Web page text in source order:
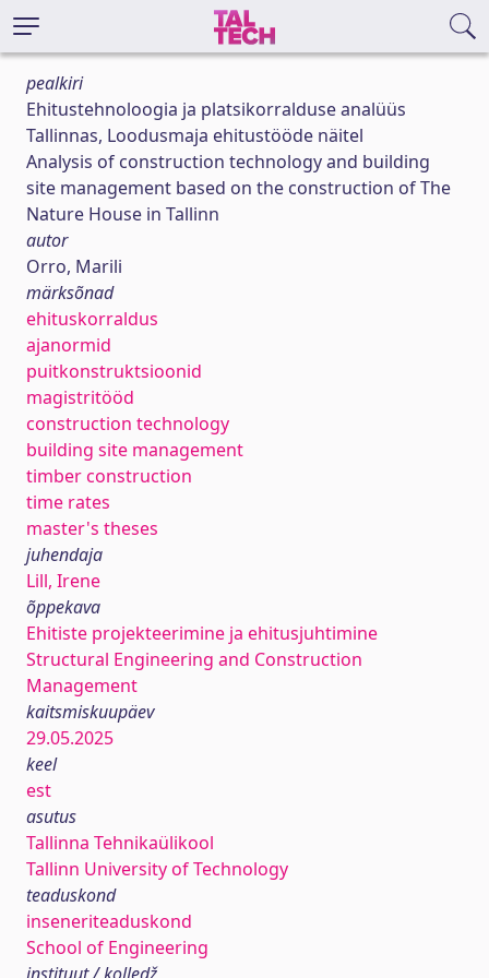
pealkiri
Ehitustehnoloogia ja platsikorralduse analüüs
Tallinnas, Loodusmaja ehitustööde näitel
Analysis of construction technology and building
site management based on the construction of The
Nature House in Tallinn
autor
Orro, Marili
märksõnad
ehituskorraldus
ajanormid
puitkonstruktsioonid
magistritööd
construction technology
building site management
timber construction
time rates
master's theses
juhendaja
Lill, Irene
õppekava
Ehitiste projekteerimine ja ehitusjuhtimine
Structural Engineering and Construction
Management
kaitsmiskuupäev
29.05.2025
keel
est
asutus
Tallinna Tehnikaülikool
Tallinn University of Technology
teaduskond
inseneriteaduskond
School of Engineering